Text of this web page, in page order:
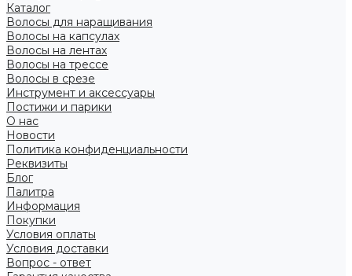
Каталог
Волосы для наращивания
Волосы на капсулах
Волосы на лентах
Волосы на трессе
Волосы в срезе
Инструмент и аксессуары
Постижи и парики
О нас
Новости
Политика конфиденциальности
Реквизиты
Блог
Палитра
Информация
Покупки
Условия оплаты
Условия доставки
Вопрос - ответ